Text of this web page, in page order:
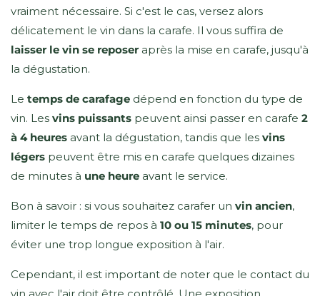
vraiment nécessaire. Si c'est le cas, versez alors
délicatement le vin dans la carafe. Il vous suffira de
laisser le vin se reposer après la mise en carafe, jusqu'à
la dégustation.
Le temps de carafage dépend en fonction du type de
vin. Les vins puissants peuvent ainsi passer en carafe 2
à 4 heures avant la dégustation, tandis que les vins
légers peuvent être mis en carafe quelques dizaines
de minutes à une heure avant le service.
Bon à savoir : si vous souhaitez carafer un vin ancien,
limiter le temps de repos à 10 ou 15 minutes, pour
éviter une trop longue exposition à l'air.
Cependant, il est important de noter que le contact du